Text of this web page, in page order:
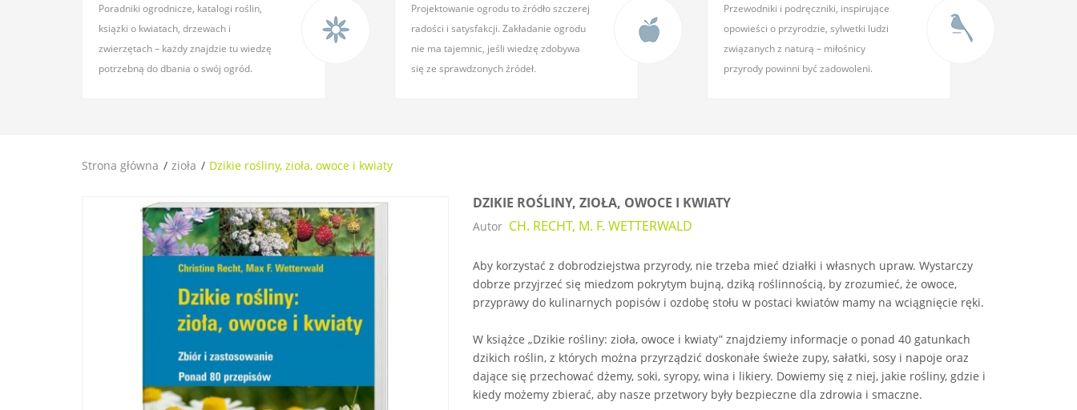
Poradniki ogrodnicze, katalogi roślin,
książki o kwiatach, drzewach i
zwierzętach – każdy znajdzie tu wiedzę
potrzebną do dbania o swój ogród.
Projektowanie ogrodu to źródło szczerej
radości i satysfakcji. Zakładanie ogrodu
nie ma tajemnic, jeśli wiedzę zdobywa
się ze sprawdzonych źródeł.
Przewodniki i podręczniki, inspirujące
opowieści o przyrodzie, sylwetki ludzi
związanych z naturą – miłośnicy
przyrody powinni być zadowoleni.
Strona główna zioła Dzikie rośliny, zioła, owoce i kwiaty
DZIKIE ROŚLINY, ZIOŁA, OWOCE I KWIATY
Autor CH. RECHT, M. F. WETTERWALD
Aby korzystać z dobrodziejstwa przyrody, nie trzeba mieć działki i własnych upraw. Wystarczy
dobrze przyjrzeć się miedzom pokrytym bujną, dziką roślinnością, by zrozumieć, że owoce,
przyprawy do kulinarnych popisów i ozdobę stołu w postaci kwiatów mamy na wciągnięcie ręki.
W książce „Dzikie rośliny: zioła, owoce i kwiaty” znajdziemy informacje o ponad 40 gatunkach
dzikich roślin, z których można przyrządzić doskonałe świeże zupy, sałatki, sosy i napoje oraz
dające się przechować dżemy, soki, syropy, wina i likiery. Dowiemy się z niej, jakie rośliny, gdzie i
kiedy możemy zbierać, aby nasze przetwory były bezpieczne dla zdrowia i smaczne.